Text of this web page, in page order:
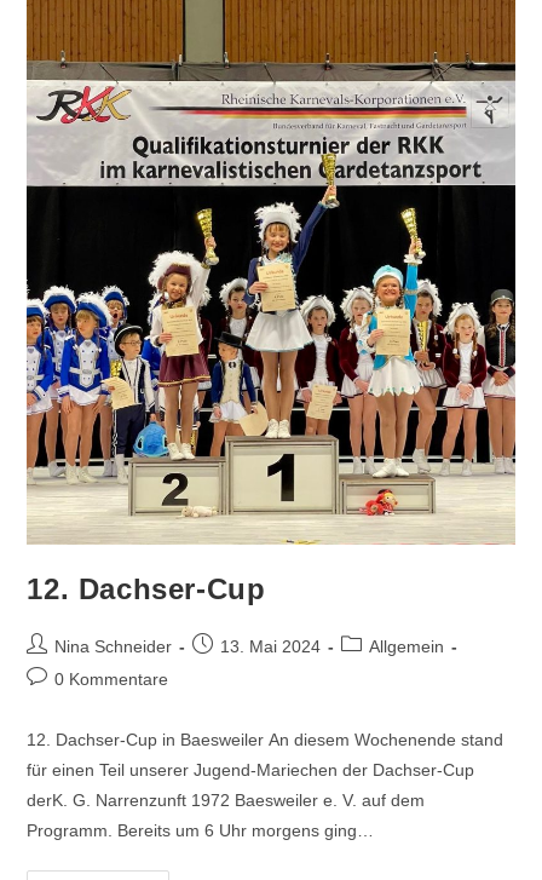
12. Dachser-Cup
Beitrags-
Autor:
Nina Schneider
Beitrag13. Mai 2024
Beitrags-
Allgemein
Beitrags-
0 Kommentare
12. Dachser-Cup in Baesweiler An diesem Wochenende stand
für einen Teil unserer Jugend-Mariechen der Dachser-Cup
derK. G. Narrenzunft 1972 Baesweiler e. V. auf dem
Programm. Bereits um 6 Uhr morgens ging…